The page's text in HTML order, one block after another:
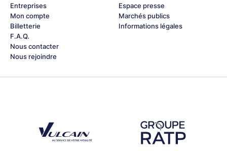
Entreprises
Mon compte
Billetterie
F.A.Q.
Nous contacter
Nous rejoindre
Espace presse
Marchés publics
Informations légales